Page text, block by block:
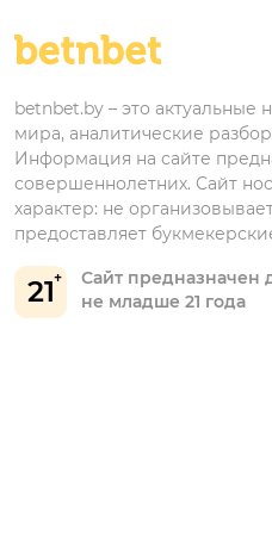
Бонусы Бетера
Бонусы Винлайн
Марафонбет
21
Сайт предназначен
не младше 21 года
betnbet.by – это актуальные
мира, аналитические
Информация на сайте
совершеннолетних. Сайт
характер: не
предоставляет